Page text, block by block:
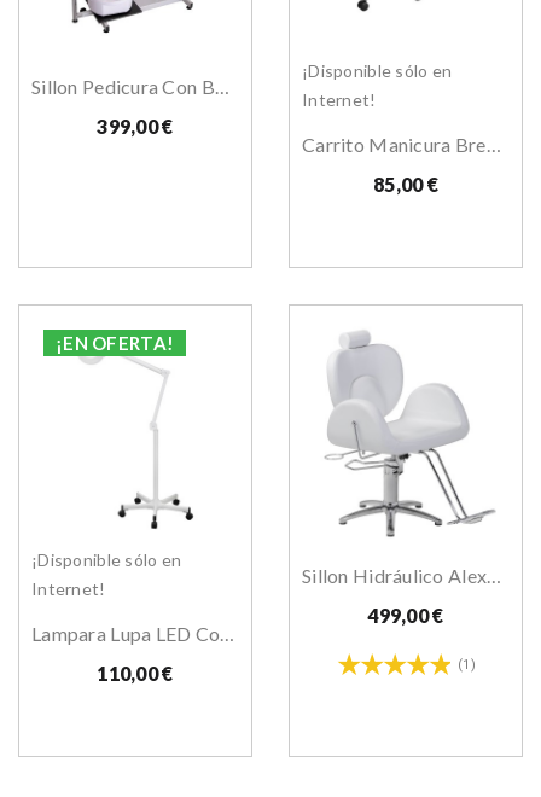
Sillon Pedicura Con Base Astra
399,00 €
¡Disponible sólo en
Internet!
Carrito Manicura Brevis
85,00 €
¡Disponible sólo en
Internet!
¡EN OFERTA!
Lampara Lupa LED Con Pie
110,00 €
Sillon Hidráulico Alexandra
499,00 €
(1)